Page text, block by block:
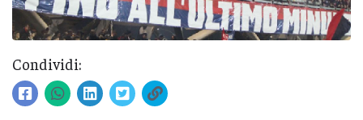
Condividi: